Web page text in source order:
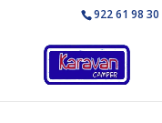
922 61 98 30